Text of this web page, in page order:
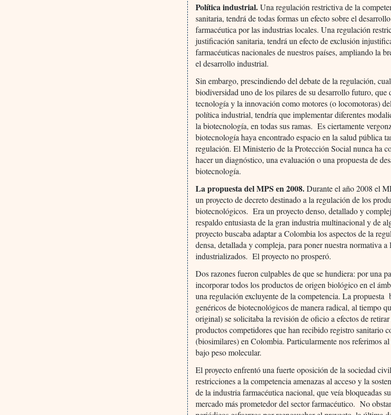
Política industrial.Una regulación restrictiva de la
sanitaria, tendrá de todas formas un efecto sobre el
farmacéutica por las industrias locales. Una regulación
justificación sanitaria, tendrá un efecto de exclusión
farmacéuticas nacionales de nuestros países, ampliando la
el desarrollo industrial.
Sin embargo, prescindiendo del debate de la regulación,
biodiversidad uno de los pilares de su desarrollo futuro,
tecnología y la innovación como motores (o locomotoras)
política industrial, tendría que implementar diferentes
la biotecnología, en todas sus ramas. Es ciertamente
biotecnología haya encontrado espacio en la salud pública
regulación. El Ministerio de la Protección Social nunca ha
hacer un diagnóstico, una evaluación o una propuesta de
biotecnología.
La propuesta del MPS en 2008.Durante el año 2008 el
un proyecto de decreto destinado a la regulación de los
biotecnológicos. Era un proyecto denso, detallado y
respaldo entusiasta de la gran industria multinacional y de
proyecto buscaba adaptar a Colombia los aspectos de la
densa, detallada y compleja, para poner nuestra normativa a
industrializados. El proyecto no prosperó.
Dos razones fueron culpables de que se hundiera: por una
incorporar todos los productos de origen biológico en el
una regulación excluyente de la competencia. La propuesta
genéricos de biotecnológicos de manera radical, al tiempo
original) se solicitaba la revisión de oficio a efectos de
productos competidores que han recibido registro sanitario
(biosimilares) en Colombia. Particularmente nos referimos
bajo peso molecular.
El proyecto enfrentó una fuerte oposición de la sociedad
restricciones a la competencia amenazas al acceso y la
de la industria farmacéutica nacional, que veía bloqueadas
mercado más prometedor del sector farmacéutico. No